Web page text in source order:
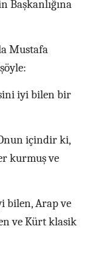
Başkanlığına
Mustafa
iyi bilen bir
içindir ki,
kurmuş ve
bilen, Arap ve
ve Kürt klasik